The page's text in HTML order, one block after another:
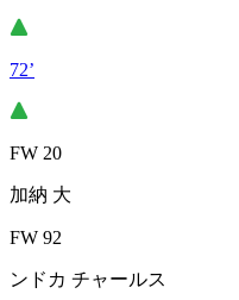
72’
FW 20
加納 大
FW 92
ンドカ チャールス